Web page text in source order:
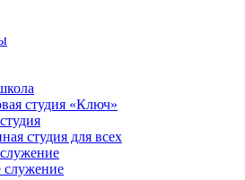
студия «Ключ»
студия для всех